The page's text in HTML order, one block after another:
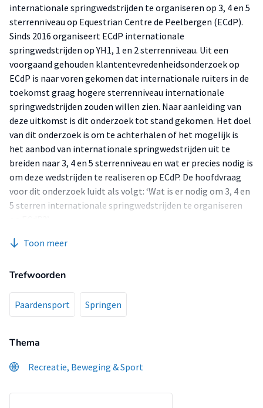
internationale springwedstrijden te organiseren op 3, 4 en 5
sterrenniveau op Equestrian Centre de Peelbergen (ECdP).
Sinds 2016 organiseert ECdP internationale
springwedstrijden op YH1, 1 en 2 sterrenniveau. Uit een
voorgaand gehouden klantentevredenheidsonderzoek op
ECdP is naar voren gekomen dat internationale ruiters in de
toekomst graag hogere sterrenniveau internationale
springwedstrijden zouden willen zien. Naar aanleiding van
deze uitkomst is dit onderzoek tot stand gekomen. Het doel
van dit onderzoek is om te achterhalen of het mogelijk is
het aanbod van internationale springwedstrijden uit te
breiden naar 3, 4 en 5 sterrenniveau en wat er precies nodig is
om deze wedstrijden te realiseren op ECdP. De hoofdvraag
voor dit onderzoek luidt als volgt: ‘Wat is er nodig om 3, 4 en
5 sterren internationale springwedstrijden te organiseren
Toon meer
Trefwoorden
Paardensport Springen
Thema
Recreatie, Beweging & Sport